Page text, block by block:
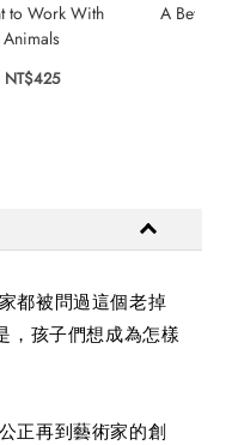
to Work With
Animals
NT$425
A Better
都被問過這個老掉
，孩子們想成為怎樣
正再到藝術家的創